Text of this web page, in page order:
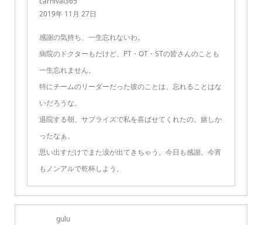
2019年 11月 27日
感謝の気持ち、一生忘れないわ。
病院のドクターもだけど、PT・OT・STの皆さんのことも
一生忘れません。
特にチームのリーダーだった彼のことは、忘れることはな
いだろうな。
退院する朝、サプライズで私を喜ばせてくれたの。嬉しか
ったなぁ。
思い出すだけでまた涙が出てきちゃう。今日も感謝。今宵
もノンアルで乾杯しよう。
gulu